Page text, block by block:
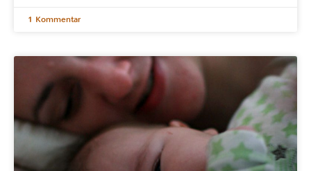
1 Kommentar